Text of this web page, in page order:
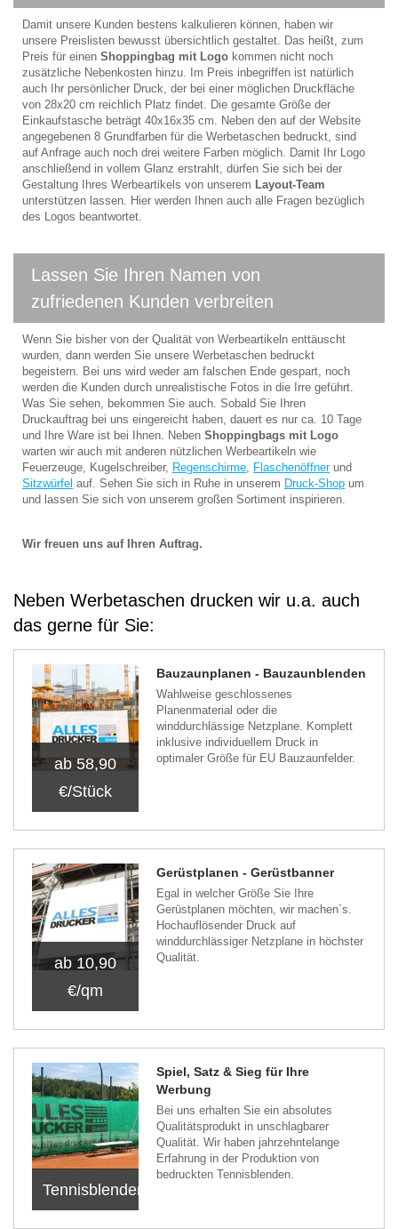
Damit unsere Kunden bestens kalkulieren können, haben wir
unsere Preislisten bewusst übersichtlich gestaltet. Das heißt, zum
Preis für einen Shoppingbag mit Logo kommen nicht noch
zusätzliche Nebenkosten hinzu. Im Preis inbegriffen ist natürlich
auch Ihr persönlicher Druck, der bei einer möglichen Druckfläche
von 28x20 cm reichlich Platz findet. Die gesamte Größe der
Einkaufstasche beträgt 40x16x35 cm. Neben den auf der Website
angegebenen 8 Grundfarben für die Werbetaschen bedruckt, sind
auf Anfrage auch noch drei weitere Farben möglich. Damit Ihr Logo
anschließend in vollem Glanz erstrahlt, dürfen Sie sich bei der
Gestaltung Ihres Werbeartikels von unserem Layout-Team
unterstützen lassen. Hier werden Ihnen auch alle Fragen bezüglich
des Logos beantwortet.
Lassen Sie Ihren Namen von
zufriedenen Kunden verbreiten
Wenn Sie bisher von der Qualität von Werbeartikeln enttäuscht
wurden, dann werden Sie unsere Werbetaschen bedruckt
begeistern. Bei uns wird weder am falschen Ende gespart, noch
werden die Kunden durch unrealistische Fotos in die Irre geführt.
Was Sie sehen, bekommen Sie auch. Sobald Sie Ihren
Druckauftrag bei uns eingereicht haben, dauert es nur ca. 10 Tage
und Ihre Ware ist bei Ihnen. Neben Shoppingbags mit Logo
warten wir auch mit anderen nützlichen Werbeartikeln wie
Feuerzeuge, Kugelschreiber, Regenschirme, Flaschenöffnerund
Sitzwürfel auf. Sehen Sie sich in Ruhe in unserem Druck-Shop um
und lassen Sie sich von unserem großen Sortiment inspirieren.
Wir freuen uns auf Ihren Auftrag.
Neben Werbetaschen drucken wir u.a. auch
das gerne für Sie:
ab 58,90
€/Stück
Bauzaunplanen - Bauzaunblenden
Wahlweise geschlossenes
Planenmaterial oder die
winddurchlässige Netzplane. Komplett
inklusive individuellem Druck in
optimaler Größe für EU Bauzaunfelder.
ab 10,90
€/qm
Gerüstplanen - Gerüstbanner
Egal in welcher Größe Sie Ihre
Gerüstplanen möchten, wir machen´s.
Hochauflösender Druck auf
winddurchlässiger Netzplane in höchster
Qualität.
Tennisblenden
Spiel, Satz & Sieg für Ihre
Werbung
Bei uns erhalten Sie ein absolutes
Qualitätsprodukt in unschlagbarer
Qualität. Wir haben jahrzehntelange
Erfahrung in der Produktion von
bedruckten Tennisblenden.